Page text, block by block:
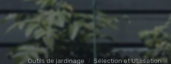
Outils de jardinage Sélection et Utilisation